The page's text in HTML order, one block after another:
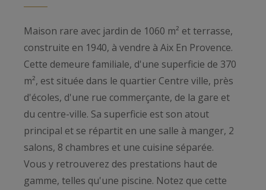
Maison rare avec jardin de 1060 m² et terrasse,
construite en 1940, à vendre à Aix En Provence.
Cette demeure familiale, d'une superficie de 370
m², est située dans le quartier Centre ville, près
d'écoles, d'une rue commerçante, de la gare et
du centre-ville. Sa superficie est son atout
principal et se répartit en une salle à manger, 2
salons, 8 chambres et une cuisine séparée.
Vous y retrouverez des prestations haut de
gamme, telles qu'une piscine. Notez que cette